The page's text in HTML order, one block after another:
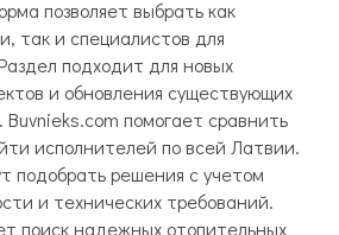
позволяет выбрать как
так и специалистов для
подходит для новых
и обновления существующих
помогает сравнить
исполнителей по всей Латвии.
подобрать решения с учетом
и технических требований.
поиск надежных отопительных